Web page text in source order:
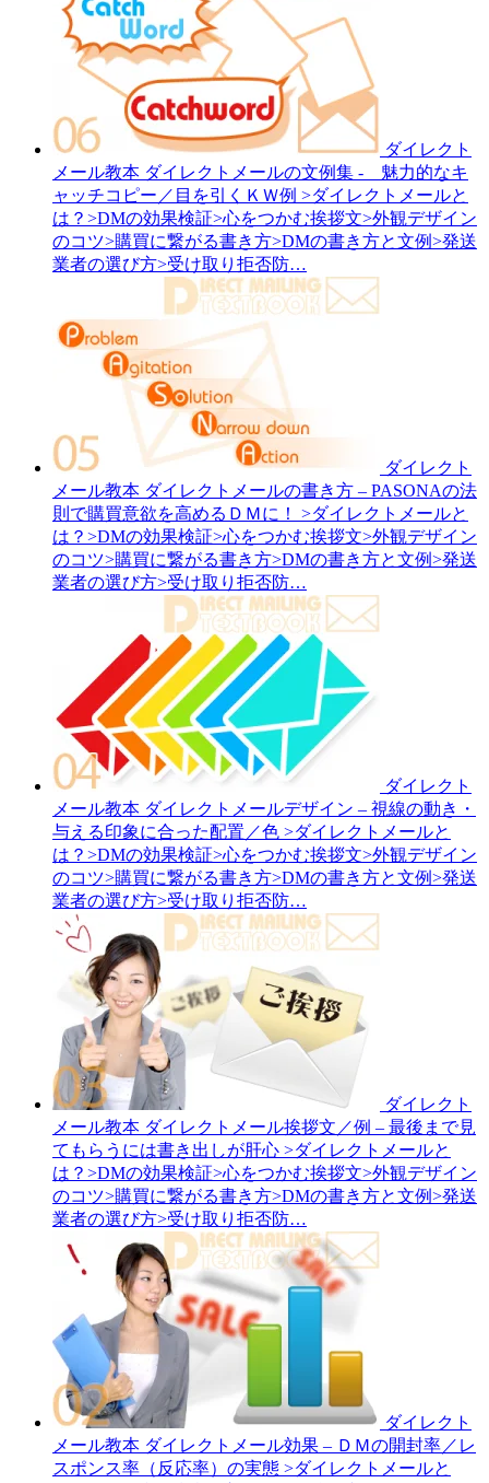
ダイレクト
メール教本 ダイレクトメールの文例集 - 魅力的なキ
ャッチコピー／目を引くＫＷ例 >ダイレクトメールと
は？>DMの効果検証>心をつかむ挨拶文>外観デザイン
のコツ>購買に繋がる書き方>DMの書き方と文例>発送
業者の選び方>受け取り拒否防…
ダイレクト
メール教本 ダイレクトメールの書き方 – PASONAの法
則で購買意欲を高めるＤＭに！
>ダイレクトメールと
は？>DMの効果検証>心をつかむ挨拶文>外観デザイン
のコツ>購買に繋がる書き方>DMの書き方と文例>発送
業者の選び方>受け取り拒否防…
ダイレクト
メール教本 ダイレクトメールデザイン – 視線の動き・
与える印象に合った配置／色 >ダイレクトメールと
は？>DMの効果検証>心をつかむ挨拶文>外観デザイン
のコツ>購買に繋がる書き方>DMの書き方と文例>発送
業者の選び方>受け取り拒否防…
ダイレクト
メール教本 ダイレクトメール挨拶文／例 – 最後まで見
てもらうには書き出しが肝心 >ダイレクトメールと
は？>DMの効果検証>心をつかむ挨拶文>外観デザイン
のコツ>購買に繋がる書き方>DMの書き方と文例>発送
業者の選び方>受け取り拒否防…
ダイレクト
メール教本 ダイレクトメール効果 – ＤＭの開封率／レ
スポンス率（反応率）の実態 >ダイレクトメールと